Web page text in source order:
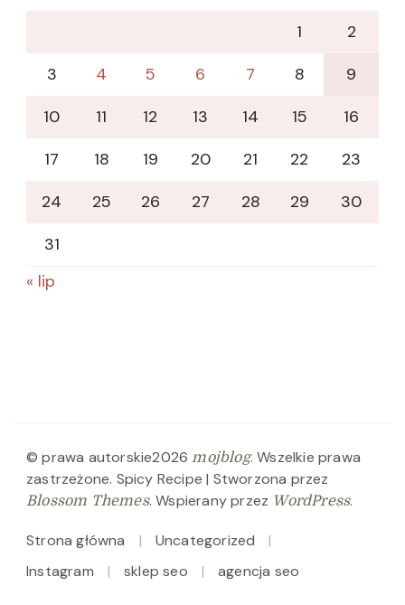
1
2
3
4 5 6 7 8
9
10
11 12 13 14 15
16
17
18 19 20 21 22
23
24
25 26 27 28 29
30
31
« lip
© prawa autorskie2026mojblog. Wszelkie prawa
zastrzeżone. Spicy Recipe | Stworzona przez
Blossom Themes. Wspierany przez WordPress.
Strona główna
Uncategorized
Instagram
sklep seo agencja seo